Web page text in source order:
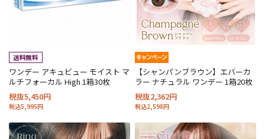
ワンデー アキュビュー モイスト マ
ルチフォーカル High 1箱30枚
税抜5,450円
税込5,995円
【シャンパンブラウン】エバーカ
ラー ナチュラル ワンデー 1箱20枚
税抜2,362円
税込2,598円